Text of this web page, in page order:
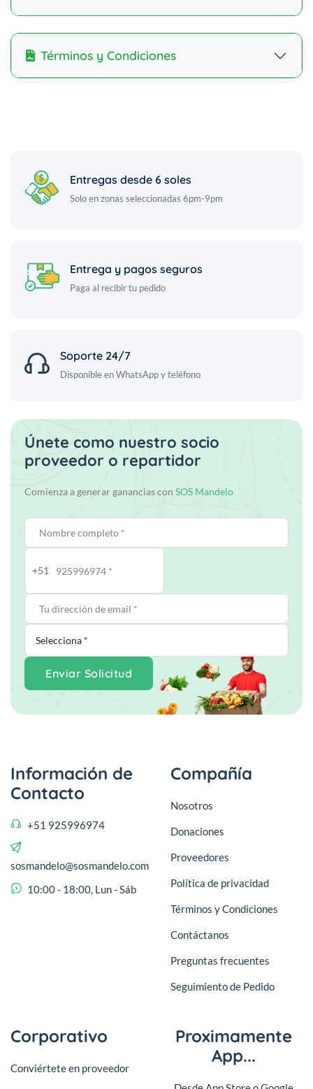
Términos y Condiciones
Entregas desde 6 soles
Solo en zonas seleccionadas 6pm-9pm
Entrega y pagos seguros
Paga al recibir tu pedido
Soporte 24/7
Disponible en WhatsApp y teléfono
Únete como nuestro socio
proveedor o repartidor
Comienza a generar ganancias con SOS Mandelo
+51
Enviar Solicitud
Información de
Contacto
+51 925996974
sosmandelo@sosmandelo.com
10:00 - 18:00, Lun - Sáb
Compañía
Nosotros
Donaciones
Proveedores
Política de privacidad
Términos y Condiciones
Contáctanos
Preguntas frecuentes
Seguimiento de Pedido
Corporativo
Conviértete en proveedor
Proximamente
App...